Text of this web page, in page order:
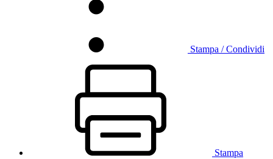
Stampa / Condividi
Stampa